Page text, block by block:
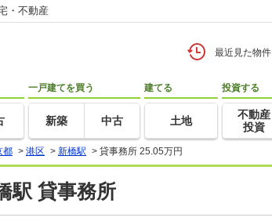
・不動産
最近見た物件
一戸建てを買う
新築 中古
建てる
土地
投資する
不動産
投資
都 > 港区 > 新橋駅 > 貸事務所 25.05万円
駅 貸事務所